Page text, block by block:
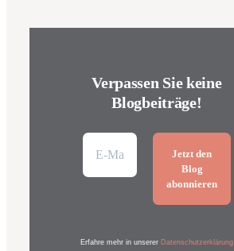
Verpassen Sie keine
Blogbeiträge!
Erfahre mehr in unserer Datenschutzerklärung